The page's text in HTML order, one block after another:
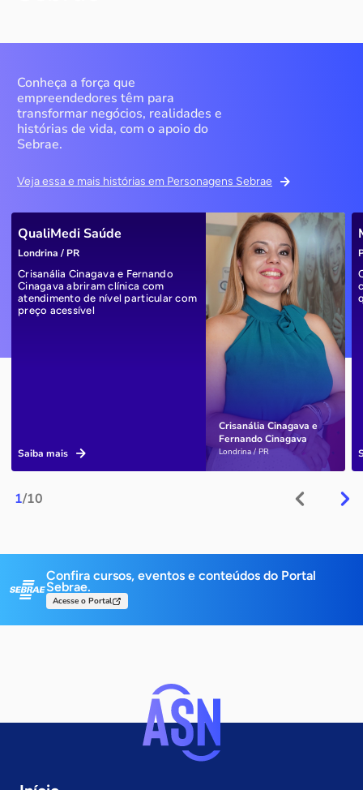
Conheça a força que
empreendedores têm para
transformar negócios, realidades e
histórias de vida, com o apoio do
Sebrae.
Veja essa e mais histórias em Personagens Sebrae
1/10
Crisanália Cinagava e
Fernando Cinagava
Londrina / PR
QualiMedi Saúde
Londrina / PR
Crisanália Cinagava e Fernando
Cinagava abriram clínica com
atendimento de nível particular com
preço acessível
Saiba mais
Confira cursos, eventos e conteúdos do Portal
Sebrae.
Acesse o Portal